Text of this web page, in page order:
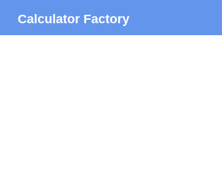
Calculator Factory